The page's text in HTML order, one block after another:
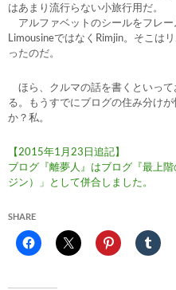
はあまり流行らない小旅行用だ。
アルファベットのシールをフレ
LimousineではなくRimjin。そこは
ったのだ。
ほら、クルマの話を書くといっ
る。もうすでにブログの住み分け
か？私。
【2015年1月23日追記】
ブログ『離夢人』はブログ『最上
ジン）」として併合しました。
SHARE